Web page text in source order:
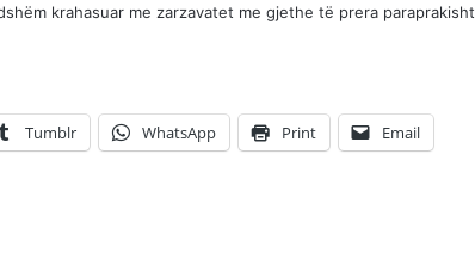
krahasuar me zarzavatet me gjethe të prera paraprakisht
Tumblr WhatsApp Print Email